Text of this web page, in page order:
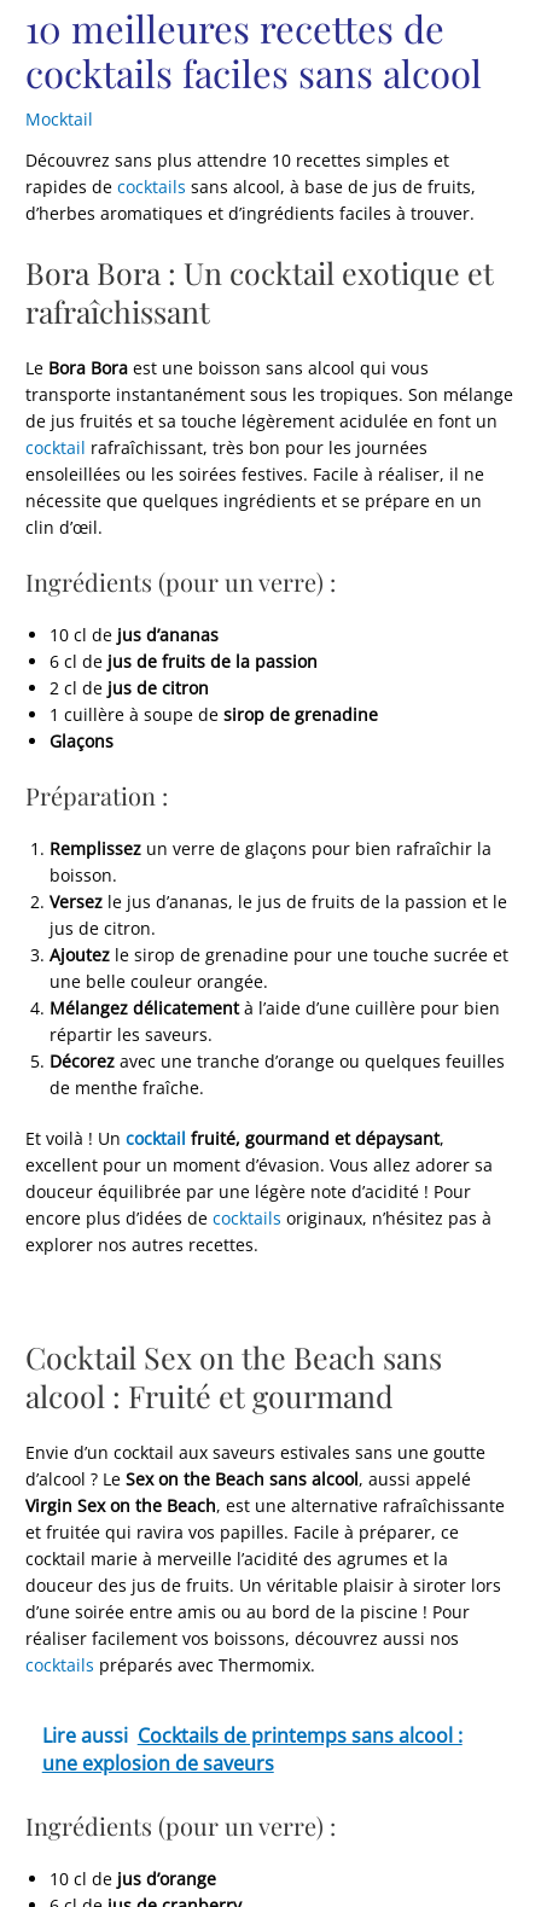
10 meilleures recettes de
cocktails faciles sans alcool
Mocktail
Découvrez sans plus attendre 10 recettes simples et
rapides decocktails sans alcool, à base de jus de fruits,
d’herbes aromatiques et d’ingrédients faciles à trouver.
Bora Bora : Un cocktail exotique et
rafraîchissant
Le Bora Bora est une boisson sans alcool qui vous
transporte instantanément sous les tropiques. Son mélange
de jus fruités et sa touche légèrement acidulée en font un
cocktail rafraîchissant, très bon pour les journées
ensoleillées ou les soirées festives. Facile à réaliser, il ne
nécessite que quelques ingrédients et se prépare en un
clin d’œil.
Ingrédients (pour un verre) :
10 cl de jus d’ananas
6 cl de jus de fruits de la passion
2 cl de jus de citron
1 cuillère à soupe desirop de grenadine
Glaçons
Préparation :
Remplissez un verre de glaçons pour bien rafraîchir la
boisson.
Versez le jus d’ananas, le jus de fruits de la passion et le
jus de citron.
Ajoutez le sirop de grenadine pour une touche sucrée et
une belle couleur orangée.
Mélangez délicatementà l’aide d’une cuillère pour bien
répartir les saveurs.
Décorez avec une tranche d’orange ou quelques feuilles
de menthe fraîche.
Et voilà ! Uncocktail fruité, gourmand et dépaysant,
excellent pour un moment d’évasion. Vous allez adorer sa
douceur équilibrée par une légère note d’acidité ! Pour
encore plus d’idées decocktails originaux, n’hésitez pas à
explorer nos autres recettes.
Cocktail Sex on the Beach sans
alcool : Fruité et gourmand
Envie d’un cocktail aux saveurs estivales sans une goutte
d’alcool ? LeSex on the Beach sans alcool, aussi appelé
Virgin Sex on the Beach, est une alternative rafraîchissante
et fruitée qui ravira vos papilles. Facile à préparer, ce
cocktail marie à merveille l’acidité des agrumes et la
douceur des jus de fruits. Un véritable plaisir à siroter lors
d’une soirée entre amis ou au bord de la piscine ! Pour
réaliser facilement vos boissons, découvrez aussi nos
cocktails préparés avec Thermomix.
Lire aussi Cocktails de printemps sans alcool :
une explosion de saveurs
Ingrédients (pour un verre) :
10 cl de jus d’orange